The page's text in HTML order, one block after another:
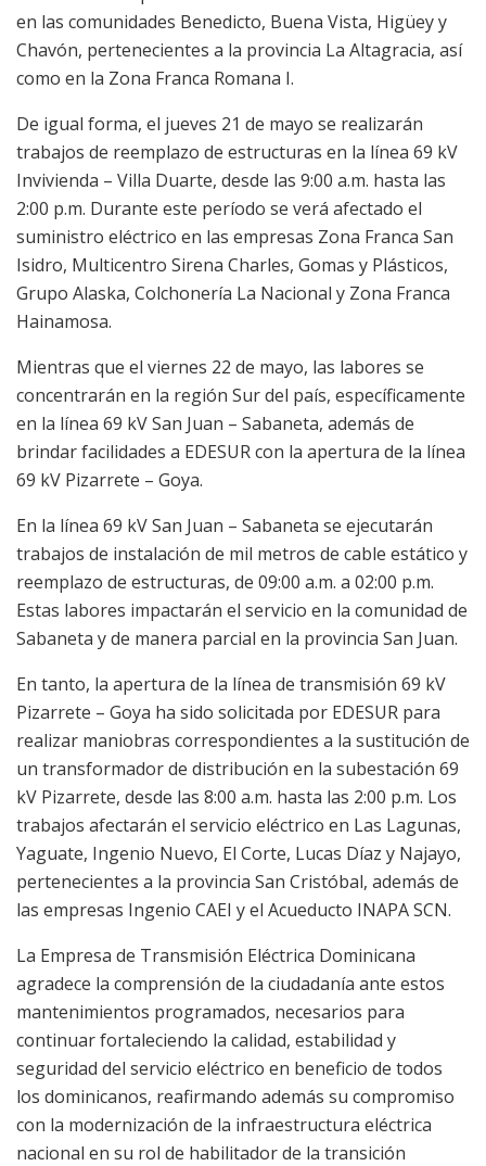
en las comunidades Benedicto, Buena Vista, Higüey y
Chavón, pertenecientes a la provincia La Altagracia, así
como en la Zona Franca Romana I.
De igual forma, el jueves 21 de mayo se realizarán
trabajos de reemplazo de estructuras en la línea 69 kV
Invivienda – Villa Duarte, desde las 9:00 a.m. hasta las
2:00 p.m. Durante este período se verá afectado el
suministro eléctrico en las empresas Zona Franca San
Isidro, Multicentro Sirena Charles, Gomas y Plásticos,
Grupo Alaska, Colchonería La Nacional y Zona Franca
Hainamosa.
Mientras que el viernes 22 de mayo, las labores se
concentrarán en la región Sur del país, específicamente
en la línea 69 kV San Juan – Sabaneta, además de
brindar facilidades a EDESUR con la apertura de la línea
69 kV Pizarrete – Goya.
En la línea 69 kV San Juan – Sabaneta se ejecutarán
trabajos de instalación de mil metros de cable estático y
reemplazo de estructuras, de 09:00 a.m. a 02:00 p.m.
Estas labores impactarán el servicio en la comunidad de
Sabaneta y de manera parcial en la provincia San Juan.
En tanto, la apertura de la línea de transmisión 69 kV
Pizarrete – Goya ha sido solicitada por EDESUR para
realizar maniobras correspondientes a la sustitución de
un transformador de distribución en la subestación 69
kV Pizarrete, desde las 8:00 a.m. hasta las 2:00 p.m. Los
trabajos afectarán el servicio eléctrico en Las Lagunas,
Yaguate, Ingenio Nuevo, El Corte, Lucas Díaz y Najayo,
pertenecientes a la provincia San Cristóbal, además de
las empresas Ingenio CAEI y el Acueducto INAPA SCN.
La Empresa de Transmisión Eléctrica Dominicana
agradece la comprensión de la ciudadanía ante estos
mantenimientos programados, necesarios para
continuar fortaleciendo la calidad, estabilidad y
seguridad del servicio eléctrico en beneficio de todos
los dominicanos, reafirmando además su compromiso
con la modernización de la infraestructura eléctrica
nacional en su rol de habilitador de la transición